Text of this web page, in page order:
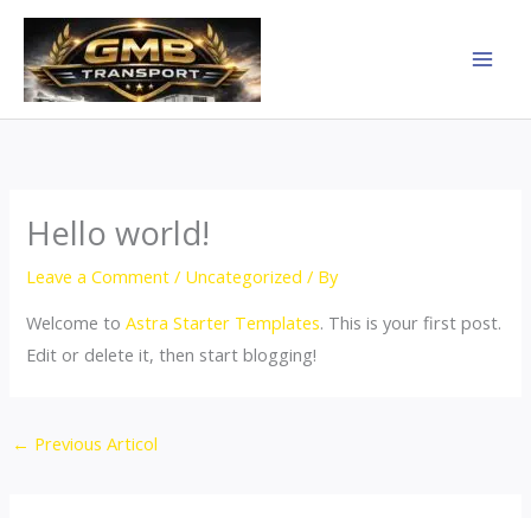
Skip
content
Hello world!
Leave a Comment / Uncategorized / By
Welcome toAstra Starter Templates. This is your first post.
Edit or delete it, then start blogging!
← Previous Articol